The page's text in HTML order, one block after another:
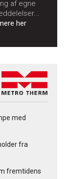
af egne
her
med
fra
fremtidens